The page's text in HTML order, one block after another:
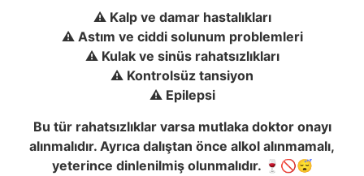
⚠️ Kalp ve damar hastalıkları
⚠️ Astım ve ciddi solunum problemleri
⚠️ Kulak ve sinüs rahatsızlıkları
⚠️ Kontrolsüz tansiyon
⚠️ Epilepsi
Bu tür rahatsızlıklar varsa mutlaka doktor onayı
alınmalıdır. Ayrıca dalıştan önce alkol alınmamalı,
yeterince dinlenilmiş olunmalıdır. 🍷🚫😴